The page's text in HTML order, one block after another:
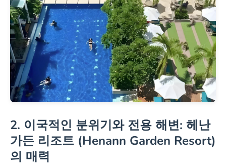
2. 이국적인 분위기와 전용 해변: 헤난
가든 리조트 (Henann Garden Resort)
의 매력